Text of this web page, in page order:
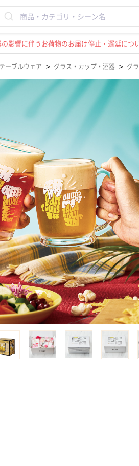
影響に伴うお荷物のお届け停止・遅延につ
ーブルウェア > グラス・カップ・酒器 > グ